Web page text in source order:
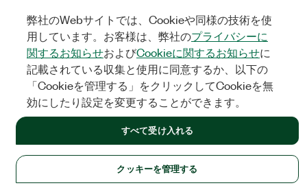
TwitterYouTube
法令関連情報|IMPRINT|プライバシー|クッキーを管理する
NATIONAL INSTRUMENTS CORP. ALL RIGHTS RESERVED.
弊社のWebサイトでは、Cookieや同様の技術を使
用しています。お客様は、弊社のプライバシーに
関するお知らせおよびCookieに関するお知らせに
記載されている収集と使用に同意するか、以下の
「Cookieを管理する」をクリックしてCookieを無
効にしたり設定を変更することができます。
クッキーを管理する
すべて受け入れる